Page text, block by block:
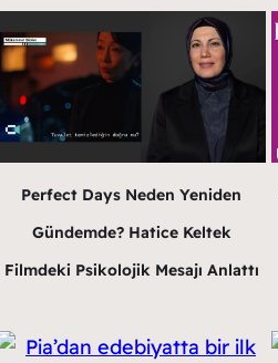
Perfect Days Neden Yeniden
Gündemde? Hatice Keltek
Filmdeki Psikolojik Mesajı Anlattı